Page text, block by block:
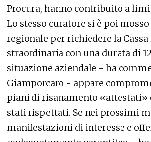
Procura, hanno contribuito a
Lo stesso curatore si è poi mosso
regionale per richiedere la
straordinaria con una durata di
situazione aziendale - ha
Giamporcaro - appare
piani di risanamento «attestati»
stati rispettati. Se nei prossimi
manifestazioni di interesse e